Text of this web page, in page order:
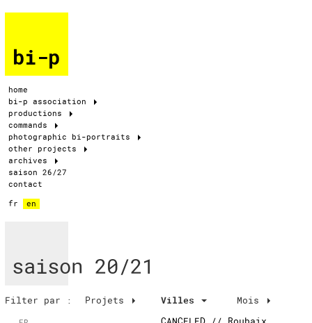
bi-p
home
bi-p association
productions
commands
photographic bi-portraits
other projects
archives
saison 26/27
contact
fr
en
saison 20/21
Filter par : Projets Villes Mois